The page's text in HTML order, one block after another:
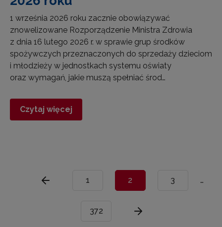
1 września 2026 roku zacznie obowiązywać
znowelizowane Rozporządzenie Ministra Zdrowia
z dnia 16 lutego 2026 r. w sprawie grup środków
spożywczych przeznaczonych do sprzedaży dzieciom
i młodzieży w jednostkach systemu oświaty
oraz wymagań, jakie muszą spełniać środ…
Czytaj więcej
1 2 3 …
372